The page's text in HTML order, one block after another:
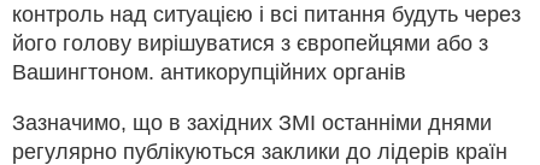
контроль над ситуацією і всі питання будуть через
його голову вирішуватися з європейцями або з
Вашингтоном. антикорупційних органів
Зазначимо, що в західних ЗМІ останніми днями
регулярно публікуються заклики до лідерів країн